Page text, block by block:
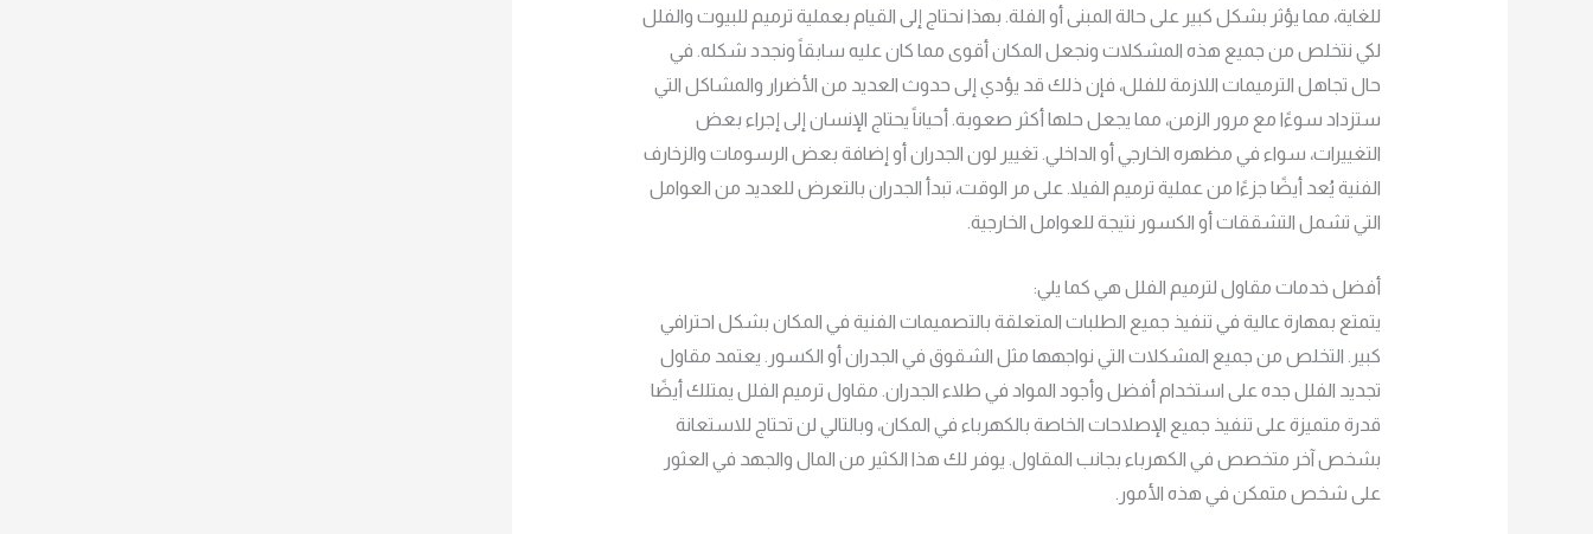
للغاية، مما يؤثر بشكل كبير على حالة المبنى أو الفلة. بهذا نحتاج إلى القيام بعملية ترميم للبيوت والفلل
لكي نتخلص من جميع هذه المشكلات ونجعل المكان أقوى مما كان عليه سابقاً ونجدد شكله. في
حال تجاهل الترميمات اللازمة للفلل، فإن ذلك قد يؤدي إلى حدوث العديد من الأضرار والمشاكل التي
ستزداد سوءًا مع مرور الزمن، مما يجعل حلها أكثر صعوبة. أحياناً يحتاج الإنسان إلى إجراء بعض
التغييرات، سواء في مظهره الخارجي أو الداخلي. تغيير لون الجدران أو إضافة بعض الرسومات والزخارف
الفنية يُعد أيضًا جزءًا من عملية ترميم الفيلا. على مر الوقت، تبدأ الجدران بالتعرض للعديد من العوامل
التي تشمل التشققات أو الكسور نتيجة للعوامل الخارجية.
أفضل خدمات مقاول لترميم الفلل هي كما يلي:
يتمتع بمهارة عالية في تنفيذ جميع الطلبات المتعلقة بالتصميمات الفنية في المكان بشكل احترافي
كبير. التخلص من جميع المشكلات التي نواجهها مثل الشقوق في الجدران أو الكسور. يعتمد مقاول
تجديد الفلل جده على استخدام أفضل وأجود المواد في طلاء الجدران. مقاول ترميم الفلل يمتلك أيضًا
قدرة متميزة على تنفيذ جميع الإصلاحات الخاصة بالكهرباء في المكان، وبالتالي لن تحتاج للاستعانة
بشخص آخر متخصص في الكهرباء بجانب المقاول. يوفر لك هذا الكثير من المال والجهد في العثور
على شخص متمكن في هذه الأمور.